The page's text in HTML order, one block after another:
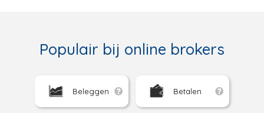
Populair bij online brokers
Beleggen Betalen